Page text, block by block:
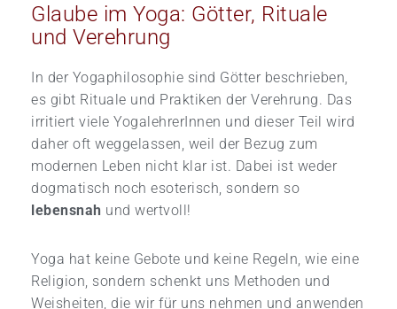
Glaube im Yoga: Götter, Rituale
und Verehrung
In der Yogaphilosophie sind Götter beschrieben,
es gibt Rituale und Praktiken der Verehrung. Das
irritiert viele YogalehrerInnen und dieser Teil wird
daher oft weggelassen, weil der Bezug zum
modernen Leben nicht klar ist. Dabei ist weder
dogmatisch noch esoterisch, sondern so
lebensnah und wertvoll!
Yoga hat keine Gebote und keine Regeln, wie eine
Religion, sondern schenkt uns Methoden und
Weisheiten, die wir für uns nehmen und anwenden